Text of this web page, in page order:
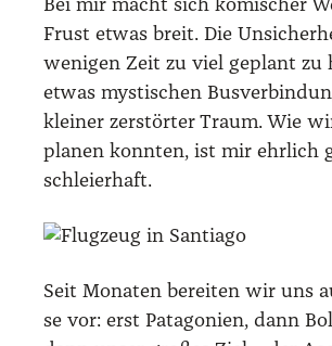
Bei mir macht sich komi­scher
Frust etwas breit. Die
weni­gen Zeit zu viel geplant zu
etwas mys­ti­schen
klei­ner zer­stör­ter Traum. Wie
pla­nen konn­ten, ist mir ehr­lich
schlei­er­haft.
Seit Mona­ten berei­ten wir uns
se vor: erst Pata­go­ni­en, dann